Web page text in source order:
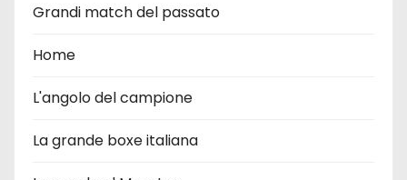
Grandi match del passato
Home
L'angolo del campione
La grande boxe italiana